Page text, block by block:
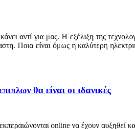
αντί για μας. Η εξέλιξη της
Ποια είναι όμως η καλύτερη
θα είναι οι ιδανικές
online να έχουν αυξηθεί